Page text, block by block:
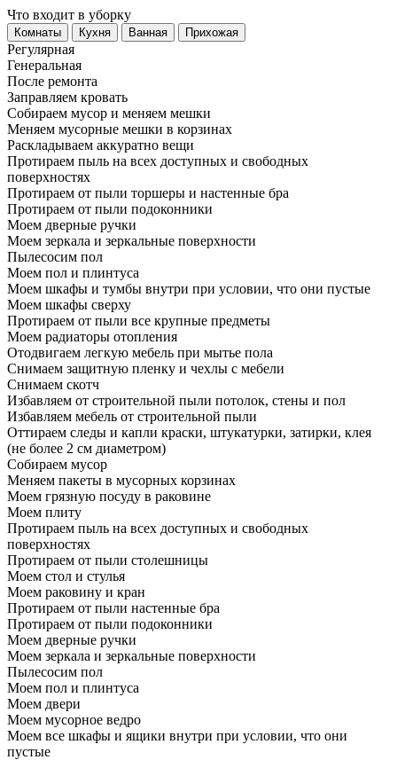
Что входит в уборку
Регу­лярная
Гене­ральная
После ремонта
Заправляем кровать
Собираем мусор и меняем мешки
Меняем мусорные мешки в корзинах
Раскладываем аккуратно вещи
Протираем пыль на всех доступных и свободных
поверхностях
Протираем от пыли торшеры и настенные бра
Протираем от пыли подоконники
Моем дверные ручки
Моем зеркала и зеркальные поверхности
Пылесосим пол
Моем пол и плинтуса
Моем шкафы и тумбы внутри при условии, что они пустые
Моем шкафы сверху
Протираем от пыли все крупные предметы
Моем радиаторы отопления
Отодвигаем легкую мебель при мытье пола
Снимаем защитную пленку и чехлы с мебели
Снимаем скотч
Избавляем от строительной пыли потолок, стены и пол
Избавляем мебель от строительной пыли
Оттираем следы и капли краски, штукатурки, затирки, клея
(не более 2 см диаметром)
Собираем мусор
Меняем пакеты в мусорных корзинах
Моем грязную посуду в раковине
Моем плиту
Протираем пыль на всех доступных и свободных
поверхностях
Протираем от пыли столешницы
Моем стол и стулья
Моем раковину и кран
Протираем от пыли настенные бра
Протираем от пыли подоконники
Моем дверные ручки
Моем зеркала и зеркальные поверхности
Пылесосим пол
Моем пол и плинтуса
Моем двери
Моем мусорное ведро
Моем все шкафы и ящики внутри при условии, что они
пустые